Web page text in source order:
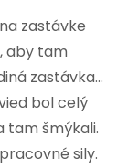
zastávke
aby tam
zastávka…
bol celý
tam šmýkali.
sily.